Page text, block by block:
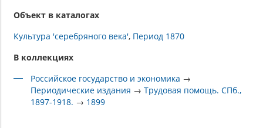
Объект в каталогах
Культура 'серебряного века' Период 1870
В коллекциях
Российское государство и экономика →
Периодические издания →Трудовая помощь. СПб.,
1897-1918. → 1899